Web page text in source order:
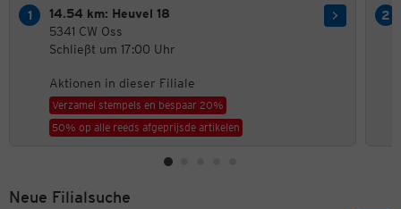
14.54 km: Heuvel 18
5341 CW Oss
Schließt um 17:00 Uhr
Aktionen in dieser Filiale
Verzamel stempels en bespaar 20%
50% op alle reeds afgeprijsde artikelen
Neue Filialsuche